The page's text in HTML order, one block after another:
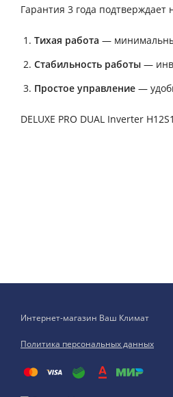
Гарантия 3 года подтверждает
Тихая работа —
Стабильность работы —
Простое управление —
DELUXE PRO DUAL Inverter
Интернет-магазин Ваш Климат
Политика персональных данных